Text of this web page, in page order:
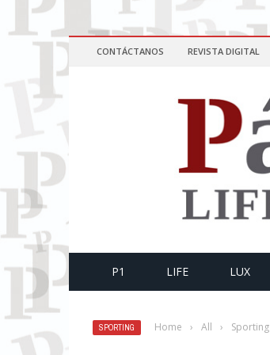
CONTÁCTANOS REVISTA DIGITAL
P1 LIFE LUX
SPORTING Home › All › Sporting